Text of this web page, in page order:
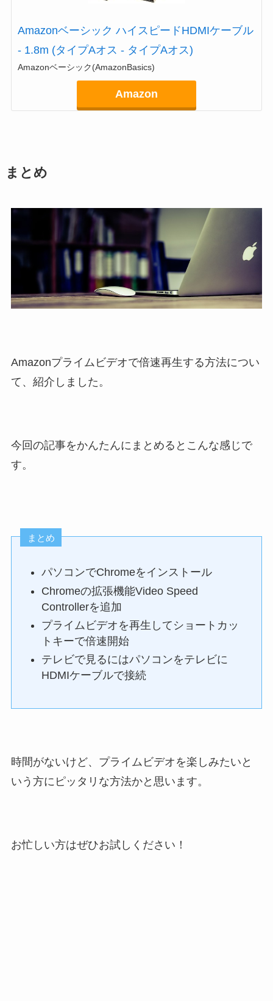
Amazonベーシック ハイスピードHDMIケーブル
- 1.8m (タイプAオス - タイプAオス)
Amazonベーシック(AmazonBasics)
Amazon
まとめ
Amazonプライムビデオで倍速再生する方法につい
て、紹介しました。
今回の記事をかんたんにまとめるとこんな感じで
す。
まとめ
パソコンでChromeをインストール
Chromeの拡張機能Video Speed
Controllerを追加
プライムビデオを再生してショートカッ
トキーで倍速開始
テレビで見るにはパソコンをテレビに
HDMIケーブルで接続
時間がないけど、プライムビデオを楽しみたいと
いう方にピッタリな方法かと思います。
お忙しい方はぜひお試しください！